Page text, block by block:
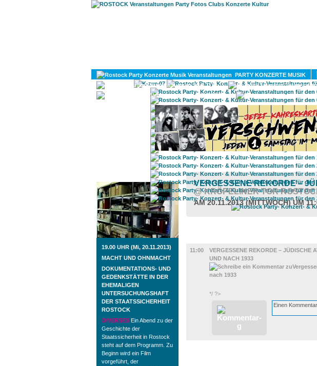
PARTY KONZERTE MUSIK
KULTUR
DIVERSES
ROSTOCK TAGESTIPP
19.00 UHR (Mi, 20.11.2013)
MACHT UND OHNMACHT
DOKUMENTATIONS- UND
GEDENKSTÄTTE IN DER
EHEMALIGEN
UNTERSUCHUNGSHAFT
DER STAATSSICHERHEIT
ROSTOCK
DIVERSES Ein Abend zu der
Geschichte der
Staatssicherheit in Rostock
steht auf dem Programm. Zu
Beginn wird ein Film
vorgeführt, der
VERGESSENE REKORDE –
@ KRÖPELINER TOR
AM 20.11.2013 (MITTWOCH) UM
11:00
VERGESSENE REKORDE – JÜDISCHE
UND NACH 1933
*/ ?>